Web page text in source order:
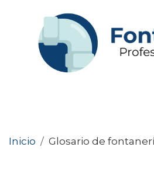
Inicio / Glosario de